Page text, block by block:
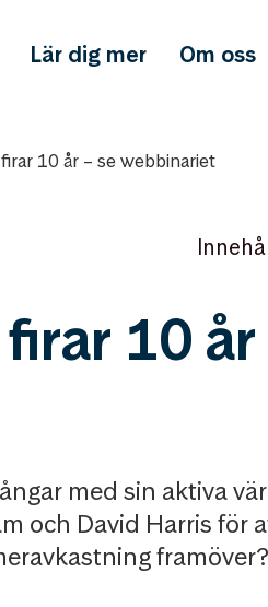
Lär dig mer Om oss
10 år – se webbinariet
10 år
med sin aktiva
och David Harris för